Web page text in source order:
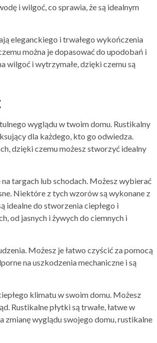
i wilgoć, co sprawia, że są idealnym
eleganckiego i trwałego wykończenia
można je dopasować do upodobań i
wilgoć i wytrzymałe, dzięki czemu są
wyglądu w twoim domu. Rustikalny
dla każdego, kto go odwiedza.
dzięki czemu możesz stworzyć idealny
targach lub schodach. Możesz wybierać
Niektóre z tych wzorów są wykonane z
idealne do stworzenia ciepłego i
od jasnych i żywych do ciemnych i
Możesz je łatwo czyścić za pomocą
na uszkodzenia mechaniczne i są
klimatu w swoim domu. Możesz
Rustikalne płytki są trwałe, łatwe w
zmianę wyglądu swojego domu, rustikalne